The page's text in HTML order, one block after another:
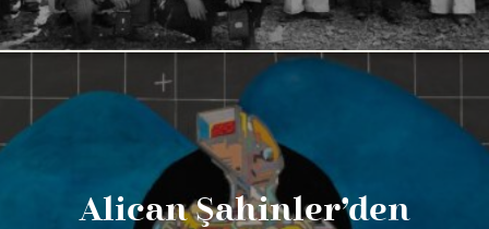
Alican Şahinler’den